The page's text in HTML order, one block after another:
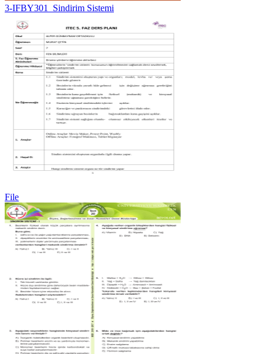
3-IFBY301_Sindirim Sistemi
File